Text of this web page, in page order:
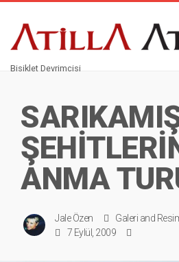
Bisiklet Devrimcisi
ANMA
Jale Özen Galeri and
7 Eylül, 2009